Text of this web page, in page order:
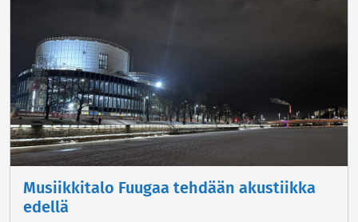
Musiikkitalo Fuugaa tehdään akustiikka
edellä